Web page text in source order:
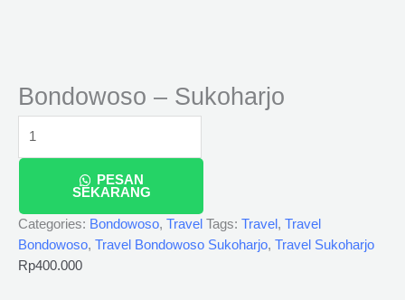
Bondowoso – Sukoharjo
PESAN
SEKARANG
Categories: Bondowoso, Travel Tags: Travel , Travel
Bondowoso, Travel Bondowoso Sukoharjo, Travel Sukoharjo
Rp400.000